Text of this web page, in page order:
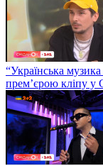
“Українська
прем’єрою кліпу у